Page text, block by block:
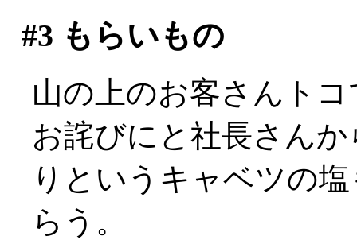
#3 もらいもの
山の上のお客さんト
お詫びにと社長さん
りというキャベツの
らう。